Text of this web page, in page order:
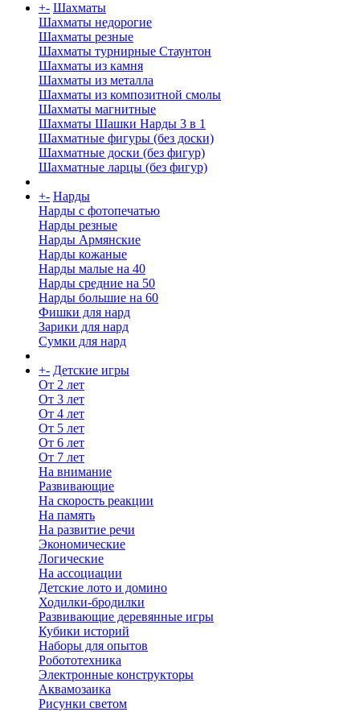
+- Шахматы
Шахматы недорогие
Шахматы резные
Шахматы турнирные Стаунтон
Шахматы из камня
Шахматы из металла
Шахматы из композитной смолы
Шахматы магнитные
Шахматы Шашки Нарды 3 в 1
Шахматные фигуры (без доски)
Шахматные доски (без фигур)
Шахматные ларцы (без фигур)
+- Нарды
Нарды с фотопечатью
Нарды резные
Нарды Армянские
Нарды кожаные
Нарды малые на 40
Нарды средние на 50
Нарды большие на 60
Фишки для нард
Зарики для нард
Сумки для нард
+- Детские игры
От 2 лет
От 3 лет
От 4 лет
От 5 лет
От 6 лет
От 7 лет
На внимание
Развивающие
На скорость реакции
На память
На развитие речи
Экономические
Логические
На ассоциации
Детские лото и домино
Ходилки-бродилки
Развивающие деревянные игры
Кубики историй
Наборы для опытов
Робототехника
Электронные конструкторы
Аквамозаика
Рисунки светом